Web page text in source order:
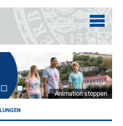
Animation stoppen